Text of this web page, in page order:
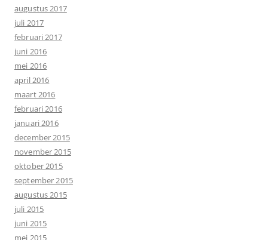
augustus 2017
juli 2017
februari 2017
juni 2016
mei 2016
april 2016
maart 2016
februari 2016
januari 2016
december 2015
november 2015
oktober 2015
september 2015
augustus 2015
juli 2015
juni 2015
mei 2015